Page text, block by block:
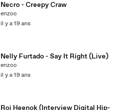
Necro - Creepy Craw
enzoo
il y a 19 ans
Nelly Furtado - Say It Right (Live)
enzoo
il y a 19 ans
Roi Heenok (Interview Digital Hip-